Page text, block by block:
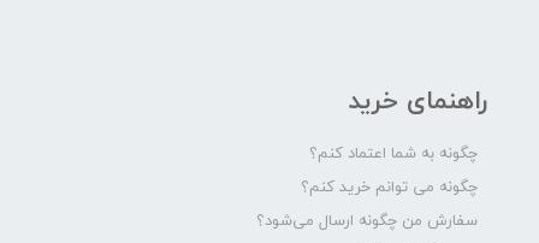
راهنمای خرید
چگونه به شما اعتماد کنم؟
چگونه می توانم خرید کنم؟
سفارش من چگونه ارسال می‌شود؟